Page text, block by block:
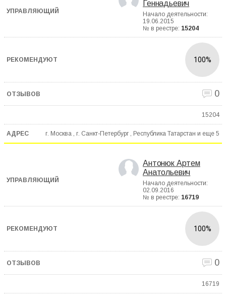
Геннадьевич
Начало деятельности:
19.06.2015
№ в реестре: 15204
100%
0
15204
г. Москва , г. Санкт-Петербург , Республика Татарстан и еще 5
Антонюк Артем
Анатольевич
Начало деятельности:
02.09.2016
№ в реестре: 16719
100%
0
16719